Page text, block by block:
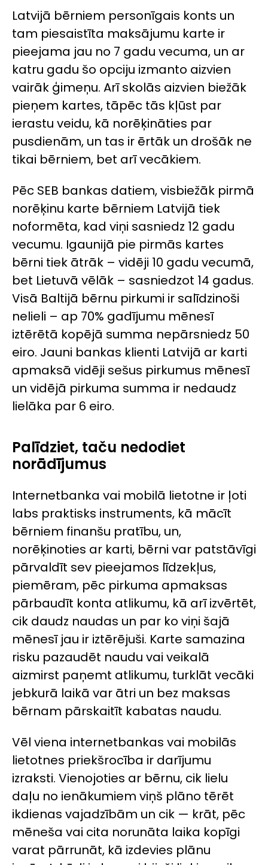
Latvijā bērniem personīgais konts un
tam piesaistīta maksājumu karte ir
pieejama jau no 7 gadu vecuma, un ar
katru gadu šo opciju izmanto aizvien
vairāk ģimeņu. Arī skolās aizvien biežāk
pieņem kartes, tāpēc tās kļūst par
ierastu veidu, kā norēķināties par
pusdienām, un tas ir ērtāk un drošāk ne
tikai bērniem, bet arī vecākiem.
Pēc SEB bankas datiem, visbiežāk pirmā
norēķinu karte bērniem Latvijā tiek
noformēta, kad viņi sasniedz 12 gadu
vecumu. Igaunijā pie pirmās kartes
bērni tiek ātrāk – vidēji 10 gadu vecumā,
bet Lietuvā vēlāk – sasniedzot 14 gadus.
Visā Baltijā bērnu pirkumi ir salīdzinoši
nelieli – ap 70% gadījumu mēnesī
iztērētā kopējā summa nepārsniedz 50
eiro. Jauni bankas klienti Latvijā ar karti
apmaksā vidēji sešus pirkumus mēnesī
un vidējā pirkuma summa ir nedaudz
lielāka par 6 eiro.
Palīdziet, taču nedodiet
norādījumus
Internetbanka vai mobilā lietotne ir ļoti
labs praktisks instruments, kā mācīt
bērniem finanšu pratību, un,
norēķinoties ar karti, bērni var patstāvīgi
pārvaldīt sev pieejamos līdzekļus,
piemēram, pēc pirkuma apmaksas
pārbaudīt konta atlikumu, kā arī izvērtēt,
cik daudz naudas un par ko viņi šajā
mēnesī jau ir iztērējuši. Karte samazina
risku pazaudēt naudu vai veikalā
aizmirst paņemt atlikumu, turklāt vecāki
jebkurā laikā var ātri un bez maksas
bērnam pārskaitīt kabatas naudu.
Vēl viena internetbankas vai mobilās
lietotnes priekšrocība ir darījumu
izraksti. Vienojoties ar bērnu, cik lielu
daļu no ienākumiem viņš plāno tērēt
ikdienas vajadzībām un cik — krāt, pēc
mēneša vai cita norunāta laika kopīgi
varat pārrunāt, kā izdevies plānu